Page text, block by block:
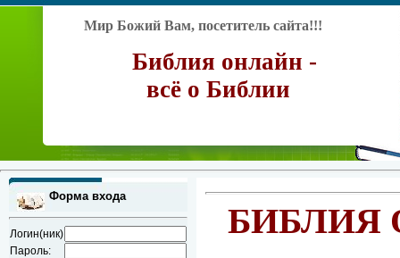
Мир Божий Вам, посетитель сайта!!!
Библия онлайн -
всё о Библии
Форма входа
Логин(ник)
Пароль:
БИБЛИЯ